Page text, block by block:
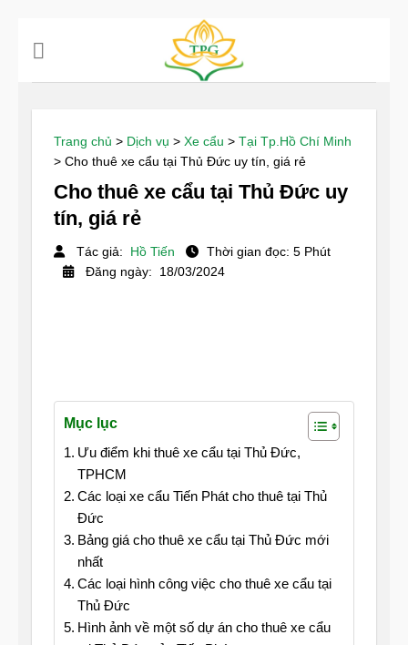
Trang chủ > Dịch vụ > Xe cẩu > Tại Tp.Hồ Chí Minh
> Cho thuê xe cẩu tại Thủ Đức uy tín, giá rẻ
Cho thuê xe cẩu tại Thủ Đức uy
tín, giá rẻ
Tác giả: Hồ Tiến
Thời gian đọc: 5 Phút
Đăng ngày: 18/03/2024
Mục lục
Ưu điểm khi thuê xe cẩu tại Thủ Đức,
TPHCM
Các loại xe cẩu Tiến Phát cho thuê tại Thủ
Đức
Bảng giá cho thuê xe cẩu tại Thủ Đức mới
nhất
Các loại hình công việc cho thuê xe cẩu tại
Thủ Đức
Hình ảnh về một số dự án cho thuê xe cẩu